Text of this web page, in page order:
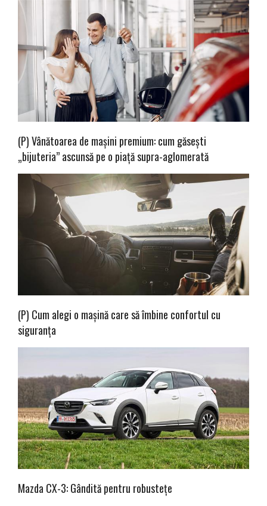
(P) Vânătoarea de mașini premium: cum găsești
„bijuteria” ascunsă pe o piață supra-aglomerată
(P) Cum alegi o mașină care să îmbine confortul cu
siguranța
Mazda CX-3: Gândită pentru robustețe